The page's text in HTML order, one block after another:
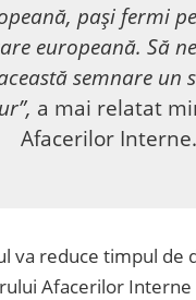
pași fermi
europeană. Să
semnare un
a mai relatat
Afacerilor Interne.
va reduce timpul de
Afacerilor Interne